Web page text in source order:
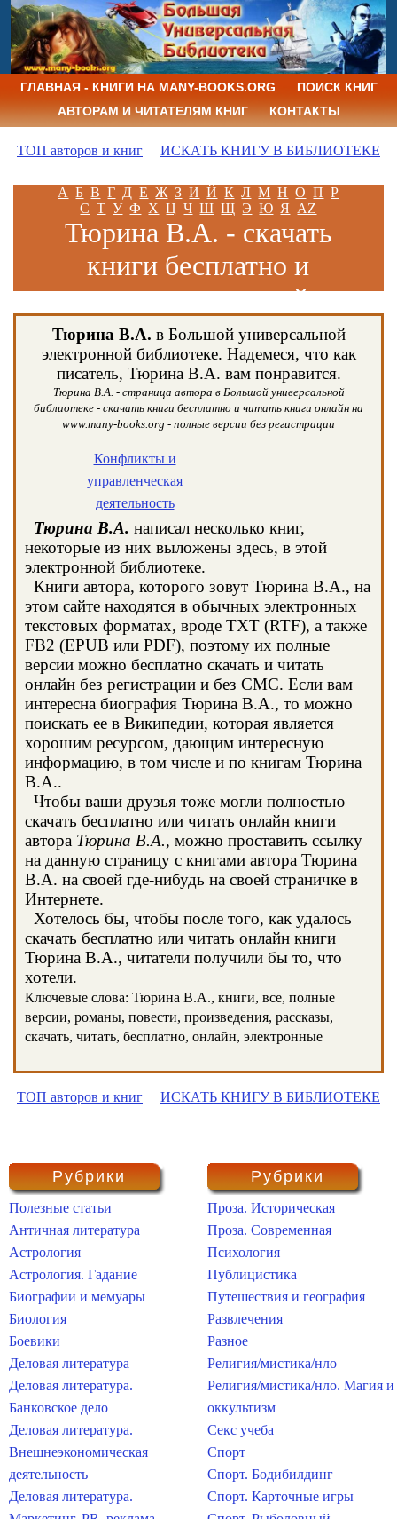
ГЛАВНАЯ - КНИГИ НА MANY-BOOKS.ORG
ПОИСК КНИГ
АВТОРАМ И ЧИТАТЕЛЯМ КНИГ
КОНТАКТЫ
ТОП авторов и книг ИСКАТЬ КНИГУ В БИБЛИОТЕКЕ
А Б В Г Д Е Ж З И Й К Л М Н О П Р
С Т У Ф Х Ц Ч Ш Щ Э Ю Я AZ
Тюрина В.А. - скачать
книги бесплатно и
читать книги онлайн
Тюрина В.А. в Большой универсальной
электронной библиотеке. Надемеся, что как
писатель, Тюрина В.А. вам понравится.
Тюрина В.А. - страница автора в Большой универсальной
библиотеке - скачать книги бесплатно и читать книги онлайн на
www.many-books.org - полные версии без регистрации
Конфликты и
управленческая
деятельность
Тюрина В.А. написал несколько книг,
некоторые из них выложены здесь, в этой
электронной библиотеке.
Книги автора, которого зовут Тюрина В.А., на
этом сайте находятся в обычных электронных
текстовых форматах, вроде TXT (RTF), а также
FB2 (EPUB или PDF), поэтому их полные
версии можно бесплатно скачать и читать
онлайн без регистрации и без СМС. Если вам
интересна биография Тюрина В.А., то можно
поискать ее в Википедии, которая является
хорошим ресурсом, дающим интересную
информацию, в том числе и по книгам Тюрина
В.А..
Чтобы ваши друзья тоже могли полностью
скачать бесплатно или читать онлайн книги
автора Тюрина В.А., можно проставить ссылку
на данную страницу с книгами автора Тюрина
В.А. на своей где-нибудь на своей страничке в
Интернете.
Хотелось бы, чтобы после того, как удалось
скачать бесплатно или читать онлайн книги
Тюрина В.А., читатели получили бы то, что
хотели.
Ключевые слова: Тюрина В.А., книги, все, полные
версии, романы, повести, произведения, рассказы,
скачать, читать, бесплатно, онлайн, электронные
ТОП авторов и книг ИСКАТЬ КНИГУ В БИБЛИОТЕКЕ
Рубрики
Полезные статьи
Античная литература
Астрология
Астрология. Гадание
Биографии и мемуары
Биология
Боевики
Деловая литература
Деловая литература.
Банковское дело
Деловая литература.
Внешнеэкономическая
деятельность
Деловая литература.
Рубрики
Проза. Историческая
Проза. Современная
Психология
Публицистика
Путешествия и география
Развлечения
Разное
Религия/мистика/нло
Религия/мистика/нло. Магия и
оккультизм
Секс учеба
Спорт
Спорт. Бодибилдинг
Спорт. Карточные игры